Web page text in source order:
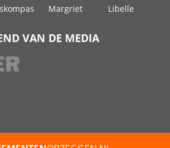
Margriet Libelle
VAN DE MEDIA